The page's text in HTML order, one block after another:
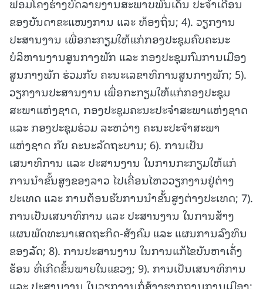
ຟອມໂຄງຮ່າງບົດລາຍງານສະພາບພົ້ນເດັ່ນ ປະຈໍາເດືອນ
ຂອງບັນດາຂະແໜງການ ແລະ ທ້ອງຖິ່ນ; 4). ວຽກງານ
ປະສານງານ ເພື່ອກະກຽມໃຫ້ແກ່ກອງປະຊຸມຄົບຄະນະ
ບໍລິຫານງານສູນກາງພັກ ແລະ ກອງປະຊຸມກົມການເມືອງ
ສູນກາງພັກ ຮ່ວມກັບ ຄະນະເລຂາທິການສູນກາງພັກ; 5).
ວຽກງານປະສານງານ ເພື່ອກະກຽມໃຫ້ແກ່ກອງປະຊຸມ
ສະພາແຫ່ງຊາດ, ກອງປະຊຸມຄະນະປະຈຳສະພາແຫ່ງຊາດ
ແລະ ກອງປະຊຸມຮ່ວມ ລະຫວ່າງ ຄະນະປະຈຳສະພາ
ແຫ່ງຊາດ ກັບ ຄະນະລັດຖະບານ; 6). ການເປັນ
ເສນາທິການ ແລະ ປະສານງານ ໃນການກະກຽມໃຫ້ແກ່
ການນໍາຂັ້ນສູງຂອງລາວ ໄປເຄື່ອນໄຫວວຽກງານຢູ່ຕ່າງ
ປະເທດ ແລະ ການຕ້ອນຮັບການນຳຂັ້ນສູງຕ່າງປະເທດ; 7).
ການເປັນເສນາທິການ ແລະ ປະສານງານ ໃນການສ້າງ
ແຜນພັດທະນາເສດຖະກິດ-ສັງຄົມ ແລະ ແຜນການລົງທຶນ
ຂອງລັດ; 8). ການປະສານງານ ໃນການແກ້ໄຂບັນຫາເຄັ່ງ
ຮ້ອນ ທີ່ເກີດຂຶ້ນພາຍໃນແຂວງ; 9). ການເປັນເສນາທິການ
ແລະ ປະສານງານ ໃນວຽກງານກໍ່ສ້າງຮາກຖານການເມືອງ;